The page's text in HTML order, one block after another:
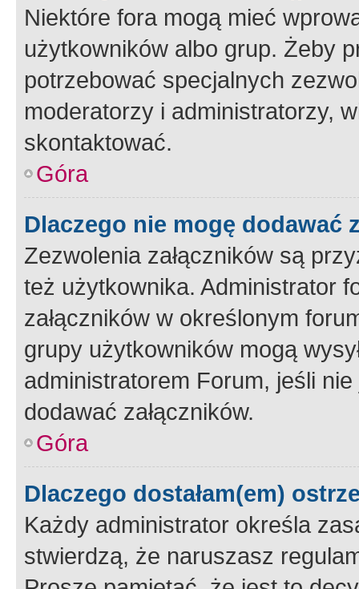
Niektóre fora mogą mieć
użytkowników albo grup. Żeby
potrzebować specjalnych
moderatorzy i administratorzy,
skontaktować.
Góra
Dlaczego nie mogę dodawać
Zezwolenia załączników są
też użytkownika. Administrator
załączników w określonym
grupy użytkowników mogą
administratorem Forum, jeśli
dodawać załączników.
Góra
Dlaczego dostałam(em)
Każdy administrator określa
stwierdzą, że naruszasz